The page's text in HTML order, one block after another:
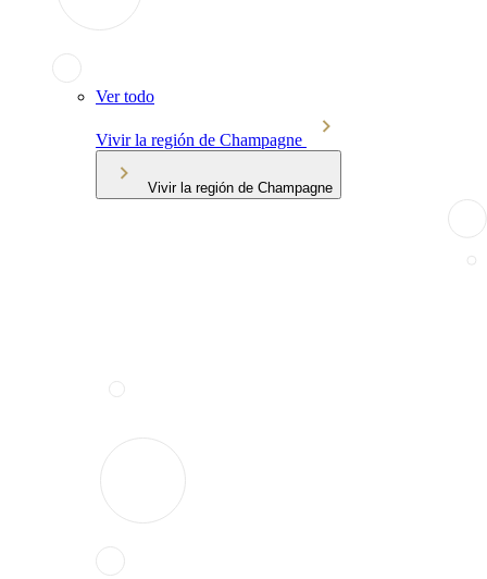
Ver todo
Vivir la región de Champagne
Vivir la región de Champagne